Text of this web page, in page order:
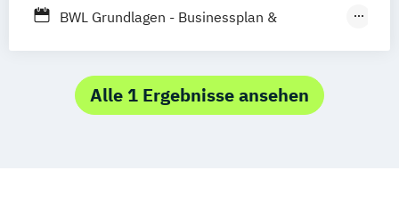
Vollzeit
BWL Grundlagen - Businessplan &
BWL Grundlagen - Kennzahlen &
Unternehmensziele
Alle 1 Ergebnisse ansehen